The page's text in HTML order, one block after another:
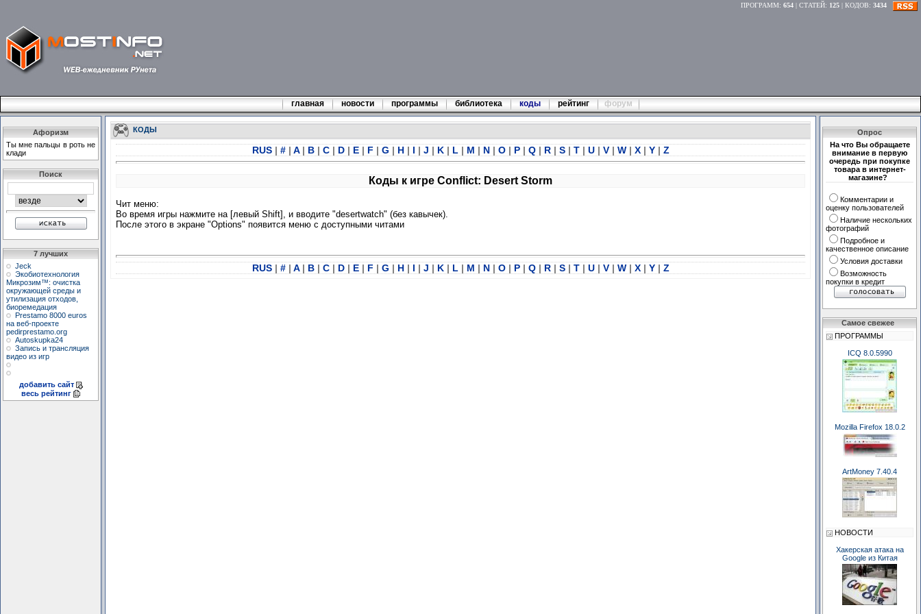
ПРОГРАММ: 654 | СТАТЕЙ: 125 | КОДОВ: 3434
главная новости программы библиотека коды рейтинг форум
Афоризм
Ты мне пальцы в роть не
клади
Поиск
7 лучших
Jeck
Экобиотехнология
Микрозим™: очистка
окружающей среды и
утилизация отходов,
биоремедация
Prestamo 8000 euros
на веб-проекте
pedirprestamo.org
Autoskupka24
Запись и трансляция
видео из игр
добавить сайт
весь рейтинг
КОДЫ
RUS | # | A | B | C | D | E | F | G | H | I | J | K | L | M | N | O | P | Q | R | S | T | U | V | W | X | Y | Z
Коды к игре Conflict: Desert Storm
Чит меню:
Во время игры нажмите на [левый Shift], и вводите "desertwatch" (без кавычек).
После этого в экране "Options" появится меню с доступными читами
RUS | # | A | B | C | D | E | F | G | H | I | J | K | L | M | N | O | P | Q | R | S | T | U | V | W | X | Y | Z
Опрос
На что Вы обращаете
внимание в первую
очередь при покупке
товара в интернет-
магазине?
Комментарии и
оценку пользователей
Наличие нескольких
фотографий
Подробное и
качественное описание
Условия доставки
Возможность
покупки в кредит
Самое свежее
ПРОГРАММЫ
ICQ 8.0.5990
Mozilla Firefox 18.0.2
ArtMoney 7.40.4
НОВОСТИ
Хакерская атака на
Google из Китая